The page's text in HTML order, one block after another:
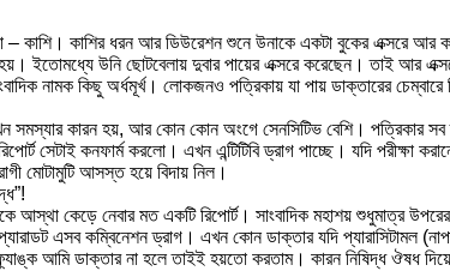
কাশি। কাশির ধরন আর ডিউরেশন শুনে উনাকে একটা বুকের এক্সরে আর
হয়। ইতোমধ্যে উনি ছোটবেলায় দুবার পায়ের এক্সরে করেছেন। তাই
নামক কিছু অর্ধমূর্খ। লোকজনও পত্রিকায় যা পায় ডাক্তারের
সমস্যার কারন হয়, আর কোন কোন অংগে সেনসিটিভ বেশি। পত্রিকার
সেটাই কনফার্ম করলো। এখন এন্টিটিবি ড্রাগ পাচ্ছে। যদি
মোটামুটি আসস্ত হয়ে বিদায় নিল।
আস্থা কেড়ে নেবার মত একটি রিপোর্ট। সাংবাদিক মহাশয় শুধুমাত্র
এসব কম্বিনেশন ড্রাগ। এখন কোন ডাক্তার যদি প্যারাসিটামল
ফ্র্যাঙ্ক আমি ডাক্তার না হলে তাইই হয়তো করতাম। কারন নিষিদ্ধ ঔষধ